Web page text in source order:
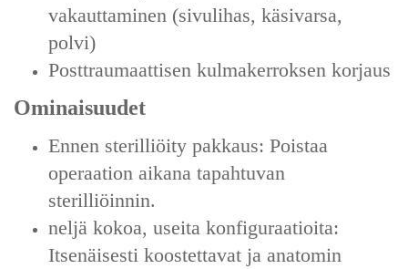
vakauttaminen (sivulihas, käsivarsa,
polvi)
Posttraumaattisen kulmakerroksen korjaus
Ominaisuudet
‌Ennen sterilliöity pakkaus‌: Poistaa
operaation aikana tapahtuvan
sterilliöinnin.
neljä kokoa, useita konfiguraatioita:
Itsenäisesti koostettavat ja anatomin